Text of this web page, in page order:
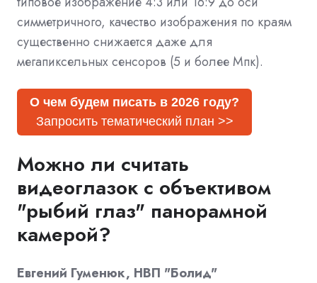
симметричного, качество изображения по краям
существенно снижается даже для
мегапиксельных сенсоров (5 и более Мпк).
О чем будем писать в 2026 году?
Запросить тематический план >>
Можно ли считать
видеоглазок с объективом
"рыбий глаз" панорамной
камерой?
Евгений Гуменюк, НВП "Болид"